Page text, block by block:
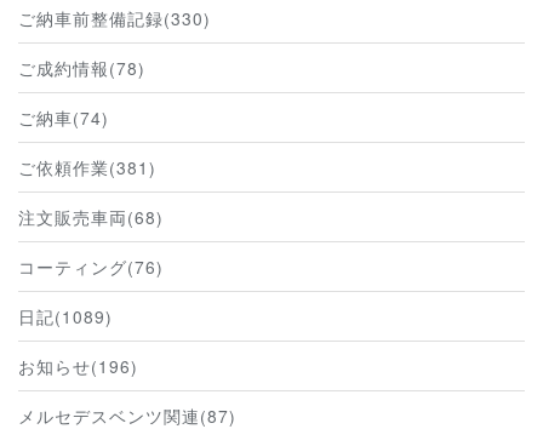
ご納車前整備記録(330)
ご成約情報(78)
ご納車(74)
ご依頼作業(381)
注文販売車両(68)
コーティング(76)
日記(1089)
お知らせ(196)
メルセデスベンツ関連(87)